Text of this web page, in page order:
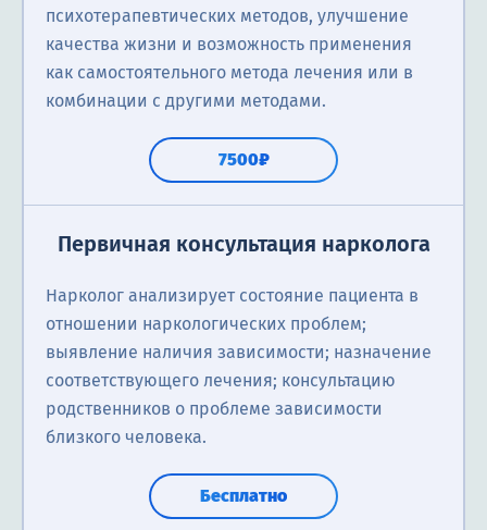
психотерапевтических методов, улучшение
качества жизни и возможность применения
как самостоятельного метода лечения или в
комбинации с другими методами.
7500₽
Первичная консультация нарколога
Нарколог анализирует состояние пациента в
отношении наркологических проблем;
выявление наличия зависимости; назначение
соответствующего лечения; консультацию
родственников о проблеме зависимости
близкого человека.
Бесплатно